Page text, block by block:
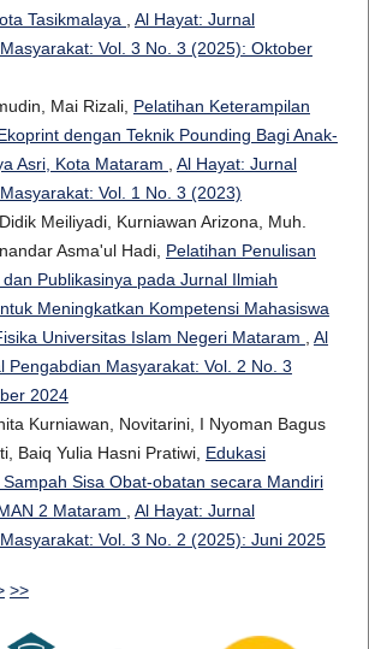
Tasikmalaya , Al Hayat: Jurnal
Vol. 3 No. 3 (2025): Oktober
Mai Rizali, Pelatihan Keterampilan
dengan Teknik Pounding Bagi Anak-
Asri, Kota Mataram , Al Hayat: Jurnal
Vol. 1 No. 3 (2023)
Meiliyadi, Kurniawan Arizona, Muh.
Asma'ul Hadi, Pelatihan Penulisan
Publikasinya pada Jurnal Ilmiah
Meningkatkan Kompetensi Mahasiswa
Universitas Islam Negeri Mataram , Al
Pengabdian Masyarakat: Vol. 2 No. 3
2024
Kurniawan, Novitarini, I Nyoman Bagus
Baiq Yulia Hasni Pratiwi, Edukasi
Sisa Obat-obatan secara Mandiri
2 Mataram , Al Hayat: Jurnal
Vol. 3 No. 2 (2025): Juni 2025
>>